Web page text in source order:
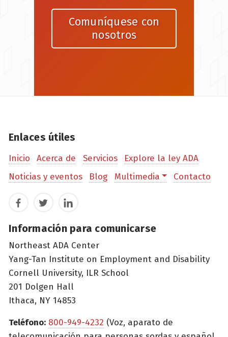
Comuníquese con
nosotros
Enlaces útiles
Inicio Acerca de Servicios
Explore la ley ADA
Noticias y eventos
Blog Multimedia Contacto
FacebookTwitterLinkedIn
Información para comunicarse
Northeast ADA Center
Yang-Tan Institute on Employment and Disability
Cornell University, ILR School
201 Dolgen Hall
Ithaca, NY 14853
Teléfono: 800-949-4232 (Voz, aparato de